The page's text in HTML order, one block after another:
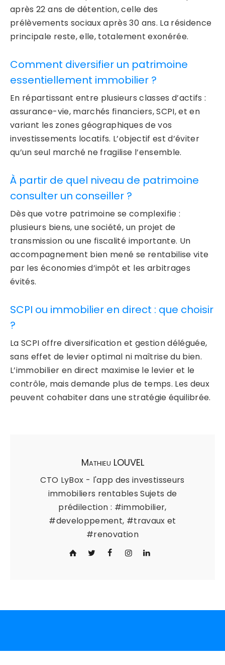
après 22 ans de détention, celle des
prélèvements sociaux après 30 ans. La résidence
principale reste, elle, totalement exonérée.
Comment diversifier un patrimoine
essentiellement immobilier ?
En répartissant entre plusieurs classes d’actifs :
assurance-vie, marchés financiers, SCPI, et en
variant les zones géographiques de vos
investissements locatifs. L’objectif est d’éviter
qu’un seul marché ne fragilise l’ensemble.
À partir de quel niveau de patrimoine
consulter un conseiller ?
Dès que votre patrimoine se complexifie :
plusieurs biens, une société, un projet de
transmission ou une fiscalité importante. Un
accompagnement bien mené se rentabilise vite
par les économies d’impôt et les arbitrages
évités.
SCPI ou immobilier en direct : que choisir
?
La SCPI offre diversification et gestion déléguée,
sans effet de levier optimal ni maîtrise du bien.
L’immobilier en direct maximise le levier et le
contrôle, mais demande plus de temps. Les deux
peuvent cohabiter dans une stratégie équilibrée.
Mathieu LOUVEL
CTO LyBox - l'app des investisseurs
immobiliers rentables Sujets de
prédilection : #immobilier,
#developpement, #travaux et
#renovation